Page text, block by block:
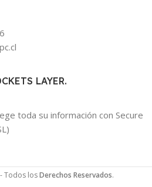
LAYER.
toda su información con Secure
Todos losDerechos Reservados.